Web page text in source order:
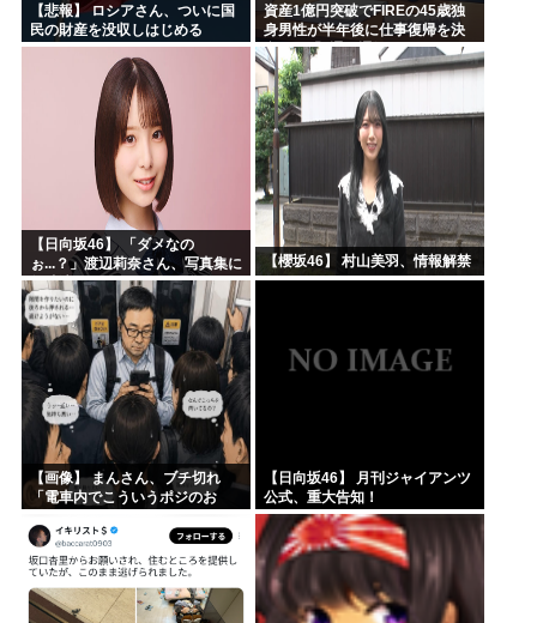
【悲報】 ロシアさん、ついに国
民の財産を没収しはじめる
資産1億円突破でFIREの45歳独
身男性が半年後に仕事復帰を決
意した「1通の通知」
【日向坂46】 「ダメなの
ぉ...？」渡辺莉奈さん、写真集に
興味津々
【櫻坂46】 村山美羽、情報解禁
【画像】 まんさん、ブチ切れ
「電車内でこういうポジのお
【日向坂46】 月刊ジャイアンツ
公式、重大告知！